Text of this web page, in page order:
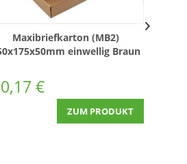
Maxibriefkarton (MB2)
einwellig Braun
0,17 €
ZUM PRODUKT